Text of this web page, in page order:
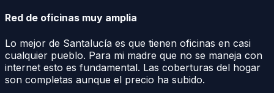
Red de oficinas muy amplia
Lo mejor de Santalucía es que tienen oficinas en casi
cualquier pueblo. Para mi madre que no se maneja con
internet esto es fundamental. Las coberturas del hogar
son completas aunque el precio ha subido.